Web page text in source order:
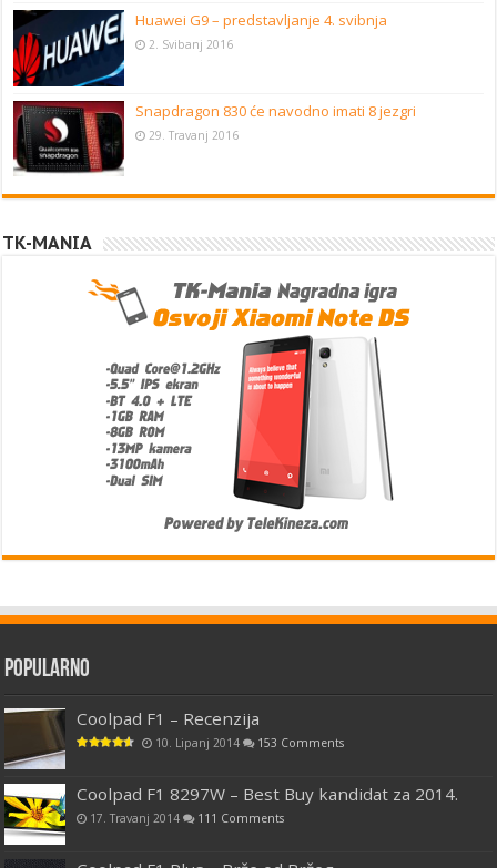
Huawei G9 – predstavljanje 4. svibnja
2. Svibanj 2016
Snapdragon 830 će navodno imati 8 jezgri
29. Travanj 2016
TK-MANIA
Popularno
Coolpad F1 – Recenzija
10. Lipanj 2014 153 Comments
Coolpad F1 8297W – Best Buy kandidat za 2014.
17. Travanj 2014 111 Comments